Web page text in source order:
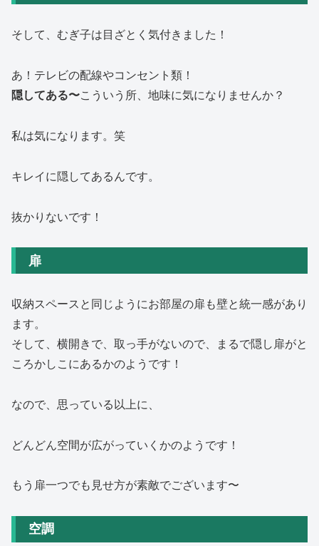
そして、むぎ子は目ざとく気付きました！
あ！テレビの配線やコンセント類！
隠してある〜こういう所、地味に気になりませんか？
私は気になります。笑
キレイに隠してあるんです。
抜かりないです！
扉
収納スペースと同じようにお部屋の扉も壁と統一感があり
ます。
そして、横開きで、取っ手がないので、まるで隠し扉がと
ころかしこにあるかのようです！
なので、思っている以上に、
どんどん空間が広がっていくかのようです！
もう扉一つでも見せ方が素敵でございます〜
空調